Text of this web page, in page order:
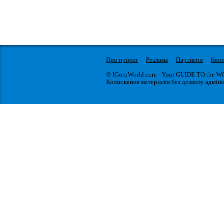
Про проект Реклама Партнери
© IGotoWorld.com - Your GUIDE TO the
Копіювання матеріалів без дозволу